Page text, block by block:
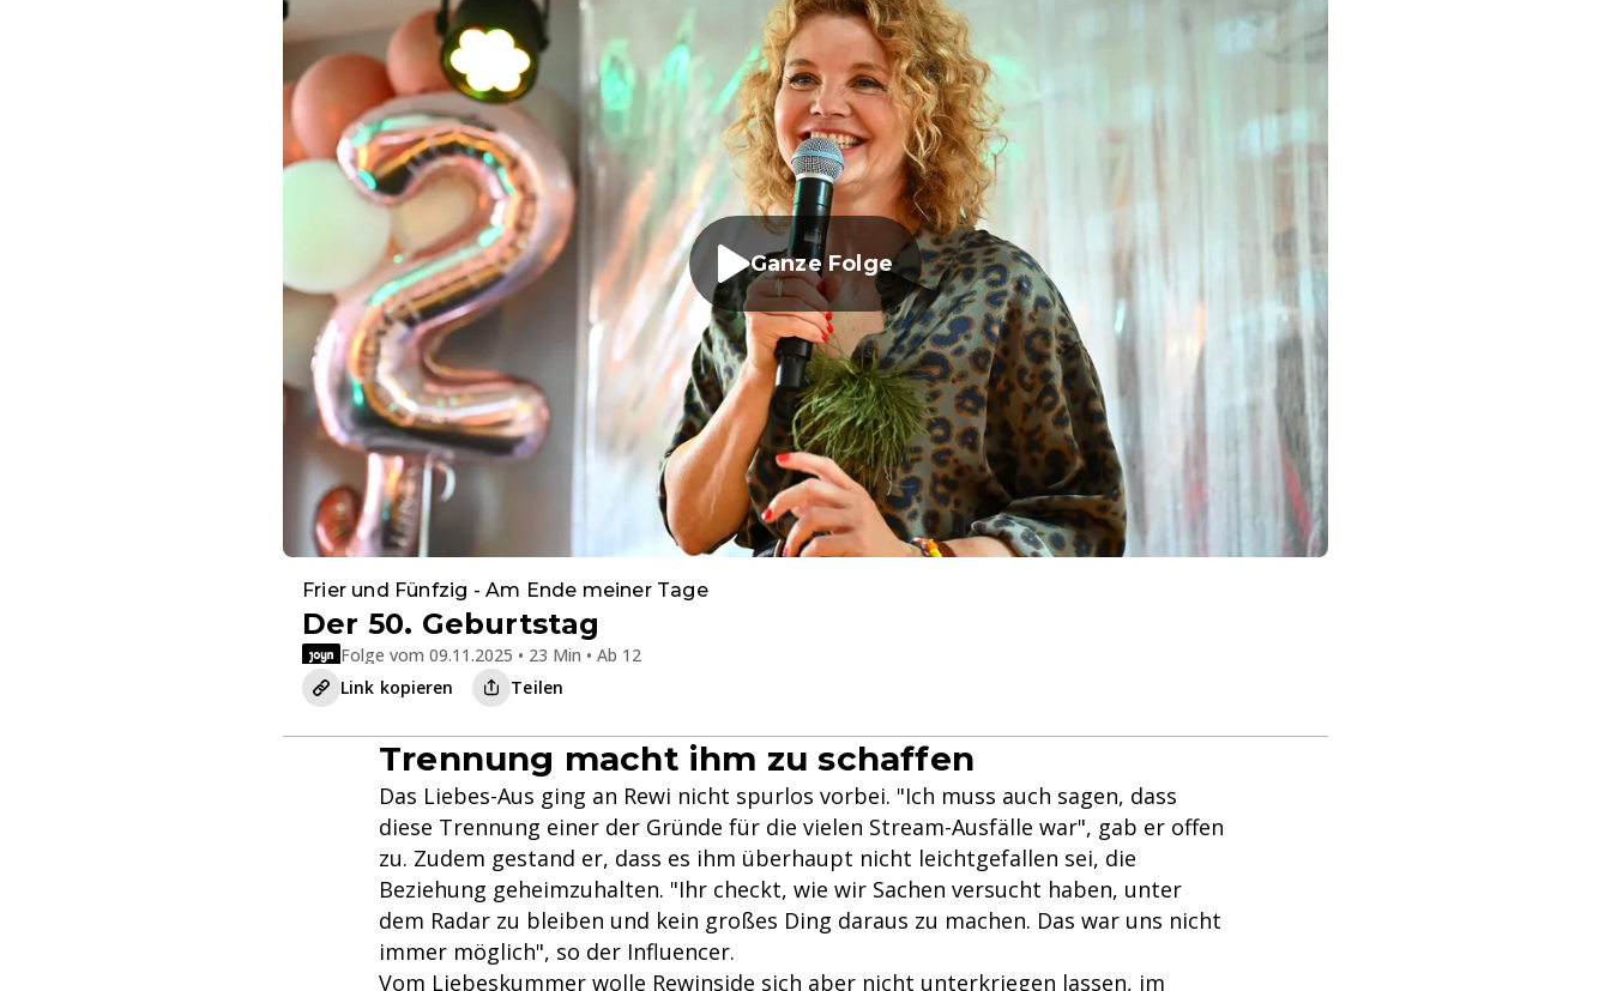
Ganze Folge
Frier und Fünfzig - Am Ende meiner Tage
Der 50. Geburtstag
Folge vom 09.11.2025 • 23 Min • Ab 12
Link kopieren
Teilen
Trennung macht ihm zu schaffen
Das Liebes-Aus ging an Rewi nicht spurlos vorbei. "Ich muss auch sagen, dass
diese Trennung einer der Gründe für die vielen Stream-Ausfälle war", gab er offen
zu. Zudem gestand er, dass es ihm überhaupt nicht leichtgefallen sei, die
Beziehung geheimzuhalten. "Ihr checkt, wie wir Sachen versucht haben, unter
dem Radar zu bleiben und kein großes Ding daraus zu machen. Das war uns nicht
immer möglich", so der Influencer.
Vom Liebeskummer wolle Rewinside sich aber nicht unterkriegen lassen, im